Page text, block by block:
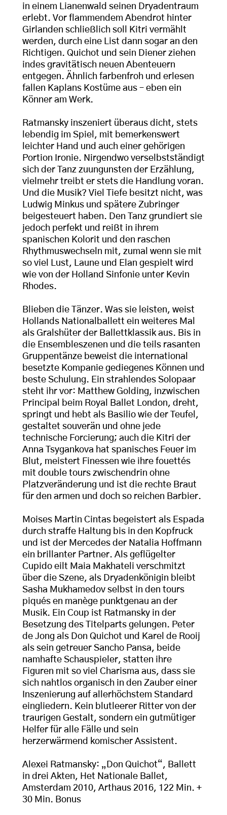
in einem Lianenwald seinen Dryadentraum
erlebt. Vor flammendem Abendrot hinter
Girlanden schließlich soll Kitri vermählt
werden, durch eine List dann sogar an den
Richtigen. Quichot und sein Diener ziehen
indes gravitätisch neuen Abenteuern
entgegen. Ähnlich farbenfroh und erlesen
fallen Kaplans Kostüme aus – eben ein
Könner am Werk.
Ratmansky inszeniert überaus dicht, stets
lebendig im Spiel, mit bemerkenswert
leichter Hand und auch einer gehörigen
Portion Ironie. Nirgendwo verselbstständigt
sich der Tanz zuungunsten der Erzählung,
vielmehr treibt er stets die Handlung voran.
Und die Musik? Viel Tiefe besitzt nicht, was
Ludwig Minkus und spätere Zubringer
beigesteuert haben. Den Tanz grundiert sie
jedoch perfekt und reißt in ihrem
spanischen Kolorit und den raschen
Rhythmuswechseln mit, zumal wenn sie mit
so viel Lust, Laune und Elan gespielt wird
wie von der Holland Sinfonie unter Kevin
Rhodes.
Blieben die Tänzer. Was sie leisten, weist
Hollands Nationalballett ein weiteres Mal
als Gralshüter der Ballettklassik aus. Bis in
die Ensembleszenen und die teils rasanten
Gruppentänze beweist die international
besetzte Kompanie gediegenes Können und
beste Schulung. Ein strahlendes Solopaar
steht ihr vor: Matthew Golding, inzwischen
Principal beim Royal Ballet London, dreht,
springt und hebt als Basilio wie der Teufel,
gestaltet souverän und ohne jede
technische Forcierung; auch die Kitri der
Anna Tsygankova hat spanisches Feuer im
Blut, meistert Finessen wie ihre fouettés
mit double tours zwischendrin ohne
Platzveränderung und ist die rechte Braut
für den armen und doch so reichen Barbier.
Moises Martin Cintas begeistert als Espada
durch straffe Haltung bis in den Kopfruck
und ist der Mercedes der Natalia Hoffmann
ein brillanter Partner. Als geflügelter
Cupido eilt Maia Makhateli verschmitzt
über die Szene, als Dryadenkönigin bleibt
Sasha Mukhamedov selbst in den tours
piqués en manège punktgenau an der
Musik. Ein Coup ist Ratmansky in der
Besetzung des Titelparts gelungen. Peter
de Jong als Don Quichot und Karel de Rooij
als sein getreuer Sancho Pansa, beide
namhafte Schauspieler, statten ihre
Figuren mit so viel Charisma aus, dass sie
sich nahtlos organisch in den Zauber einer
Inszenierung auf allerhöchstem Standard
eingliedern. Kein blutleerer Ritter von der
traurigen Gestalt, sondern ein gutmütiger
Helfer für alle Fälle und sein
herzerwärmend komischer Assistent.
Alexei Ratmansky: „Don Quichot“, Ballett
in drei Akten, Het Nationale Ballet,
Amsterdam 2010, Arthaus 2016, 122 Min. +
30 Min. Bonus